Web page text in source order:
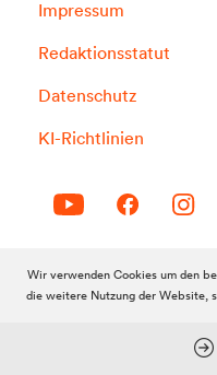
Impressum
Redaktionsstatut
Datenschutz
KI-Richtlinien
Werbung
Wir verwenden Cookies um den
die weitere Nutzung der Website,